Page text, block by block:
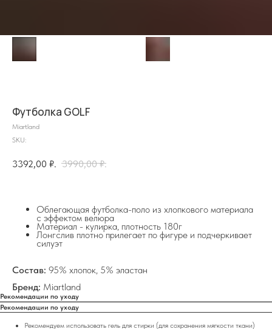
Футболка GOLF
Miartland
SKU:
3392,00 ₽. 3990,00 ₽.
Oблегающая футболка-поло из хлопкового материала
с эффектом велюра
Материал - кулирка, плотность 180г
Лонгслив плотно прилегает по фигуре и подчеркивает
силуэт
Состав: 95% хлопок, 5% эластан
Бренд: Miartland
Рекомендации по уходу
Рекомендации по уходу
Рекомендуем использовать гель для стирки (для сохранения мягкости ткани)
на главную
info@frwl.store
+7 919 690-30-30